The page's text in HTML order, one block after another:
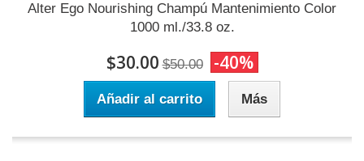
Alter Ego Nourishing Champú Mantenimiento Color
1000 ml./33.8 oz.
$30.00 $50.00 -40%
Añadir al carrito Más